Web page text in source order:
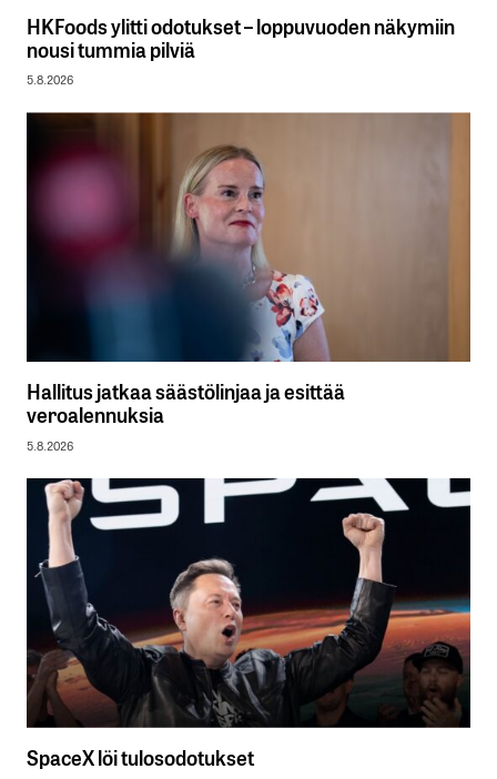
HKFoods ylitti odotukset – loppuvuoden näkymiin
nousi tummia pilviä
5.8.2026
Hallitus jatkaa säästölinjaa ja esittää
veroalennuksia
5.8.2026
SpaceX löi tulosodotukset